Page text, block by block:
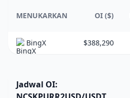
MENUKARKAN OI ($)
BingX $388,290
Jadwal OI: